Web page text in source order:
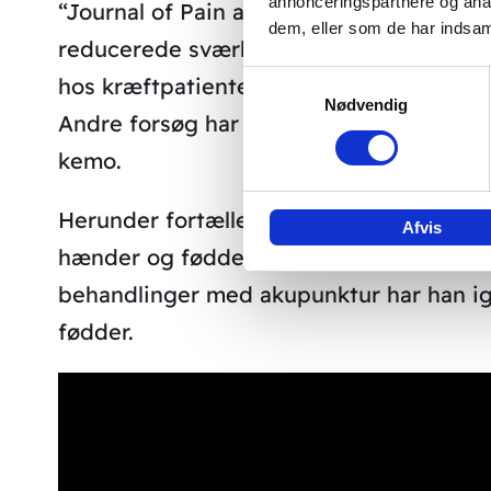
dem, eller som de har
Samtykkevalg
Nødvendig
Afvis
“Journal of Pain and Symptom
reducerede sværhedsgraden af
hos kræftpatienter, der gennemgik
Andre forsøg har vist glimrende
kemo.
Herunder fortæller Per, hvordan
hænder og fødder samt dårlig balance
behandlinger med akupunktur har han
fødder.